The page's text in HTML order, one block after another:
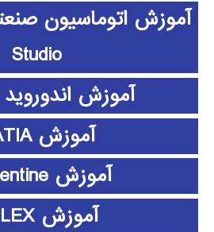
Studio
آموزش اندوروید android
آموزش CATIA
آموزش clementine
آموزش CPLEX